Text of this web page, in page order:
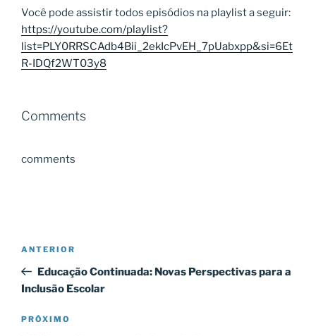
Você pode assistir todos episódios na playlist a seguir:
https://youtube.com/playlist?
list=PLY0RRSCAdb4Bii_2ekIcPvEH_7pUabxpp&si=6Et
R-IDQf2WT03y8
Comments
comments
Post
Post
anterior
ANTERIOR
Educação Continuada: Novas Perspectivas para a
Inclusão Escolar
Próximo
PRÓXIMO